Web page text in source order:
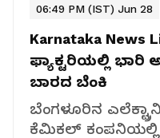
06:49 PM (IST) Jun 28
Karnataka News
ಫ್ಯಾಕ್ಟರಿಯಲ್ಲಿ ಭಾರಿ
ಬಾರದ ಬೆಂಕಿ
ಬೆಂಗಳೂರಿನ
ಕೆಮಿಕಲ್